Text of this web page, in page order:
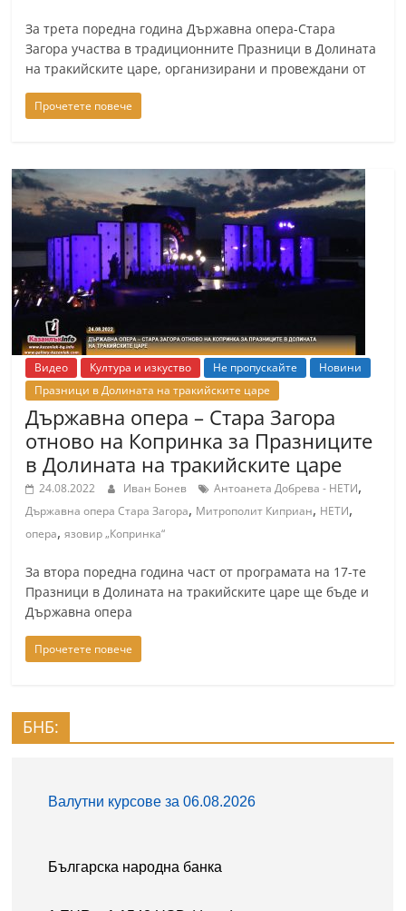
а
с
т
С
а
р
а
З
а
г
р
а
–
k
a
z
a
n
a
k
.
i
,
a
n
За трета поредна година Държавна опера-Стара
Загора участва в традиционните Празници в Долината
на тракийските царе, организирани и провеждани от
Прочетете повече
Видео Култура и изкуство Не пропускайте
Новини
Празници в Долината на тракийските царе
Държавна опера – Стара Загора
отново на Копринка за Празниците
в Долината на тракийските царе
24.08.2022 Иван Бонев Антоанета Добрева - НЕТИ,
Държавна опера Стара Загора, Митрополит Киприан, НЕТИ,
опера,язовир „Копринка“
За втора поредна година част от програмата на 17-те
Празници в Долината на тракийските царе ще бъде и
Държавна опера
Прочетете повече
БНБ: